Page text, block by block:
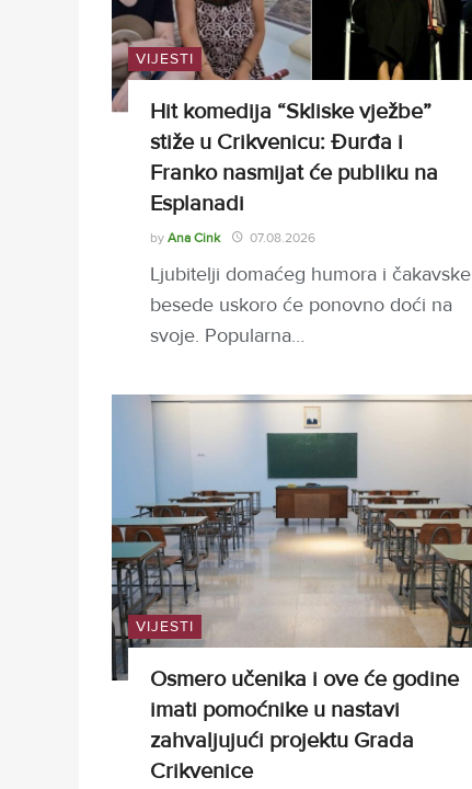
VIJESTI
Hit komedija “Skliske vježbe”
stiže u Crikvenicu: Đurđa i
Franko nasmijat će publiku na
Esplanadi
by Ana Cink 07.08.2026
Ljubitelji domaćeg humora i čakavske
besede uskoro će ponovno doći na
svoje. Popularna…
VIJESTI
Osmero učenika i ove će godine
imati pomoćnike u nastavi
zahvaljujući projektu Grada
Crikvenice